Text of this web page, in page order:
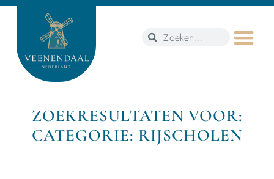
ZOEKRESULTATEN VOOR:
CATEGORIE: RIJSCHOLEN